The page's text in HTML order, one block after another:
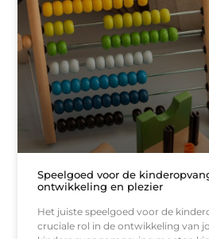
Speelgoed voor de
ontwikkeling en plezier
Het juiste speelgoed voor de
cruciale rol in de ontwikkeling van